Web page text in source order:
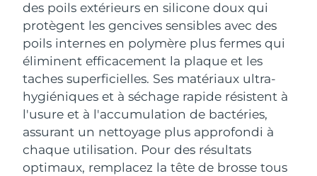
des poils extérieurs en silicone doux qui
protègent les gencives sensibles avec des
poils internes en polymère plus fermes qui
éliminent efficacement la plaque et les
taches superficielles. Ses matériaux ultra-
hygiéniques et à séchage rapide résistent à
l'usure et à l'accumulation de bactéries,
assurant un nettoyage plus approfondi à
chaque utilisation. Pour des résultats
optimaux, remplacez la tête de brosse tous